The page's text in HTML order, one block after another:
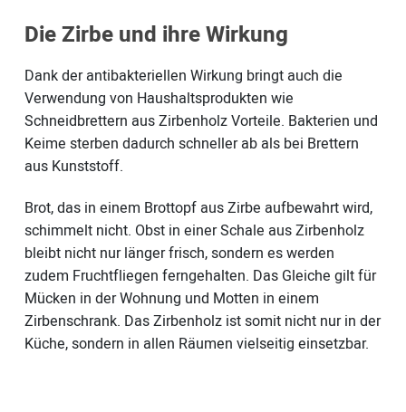
Die Zirbe und ihre Wirkung
Dank der antibakteriellen Wirkung bringt auch die
Verwendung von Haushaltsprodukten wie
Schneidbrettern aus Zirbenholz Vorteile. Bakterien und
Keime sterben dadurch schneller ab als bei Brettern
aus Kunststoff.
Brot, das in einem Brottopf aus Zirbe aufbewahrt wird,
schimmelt nicht. Obst in einer Schale aus Zirbenholz
bleibt nicht nur länger frisch, sondern es werden
zudem Fruchtfliegen ferngehalten. Das Gleiche gilt für
Mücken in der Wohnung und Motten in einem
Zirbenschrank. Das Zirbenholz ist somit nicht nur in der
Küche, sondern in allen Räumen vielseitig einsetzbar.